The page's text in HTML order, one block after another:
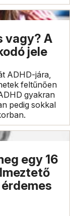
vagy? A
jele
ADHD-jára,
feltűnően
gyakran
pedig sokkal
egy 16